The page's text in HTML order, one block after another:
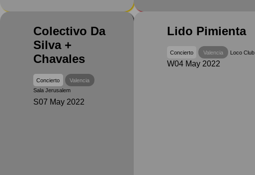
Colectivo Da
Silva +
Chavales
Concierto
Valencia
Sala Jerusalem
S07 May 2022
Lido Pimienta
Concierto Valencia Loco Club
W04 May 2022